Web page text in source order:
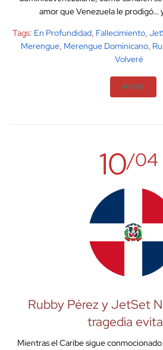
amor que Venezuela le prodigó…
Tags: En Profundidad, Fallecimiento,
Merengue, Merengue Dominicano,
Volveré
MORE
10/04
Rubby Pérez y JetSet
tragedia
Mientras el Caribe sigue